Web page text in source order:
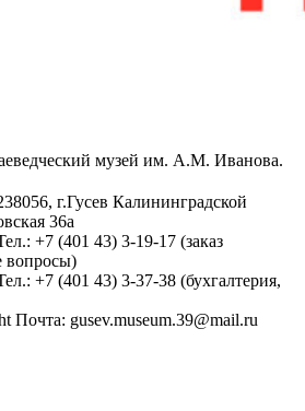
музей им. А.М. Иванова.
г.Гусев Калининградской
36а
+7 (401 43) 3-19-17 (заказ
вопросы)
+7 (401 43) 3-37-38 (бухгалтерия,
Почта: gusev.museum.39@mail.ru